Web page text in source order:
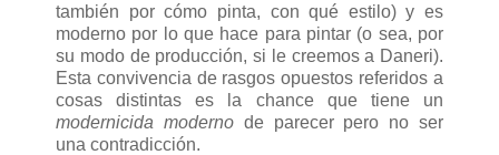
también por cómo pinta, con qué estilo) y es
moderno por lo que hace para pintar (o sea, por
su modo de producción, si le creemos a Daneri).
Esta convivencia de rasgos opuestos referidos a
cosas distintas es la chance que tiene un
modernicida modernode parecer pero no ser
una contradicción.